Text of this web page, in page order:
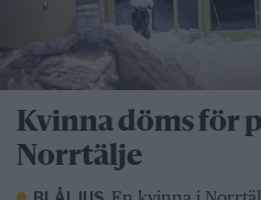
Kvinna döms för
Norrtälje